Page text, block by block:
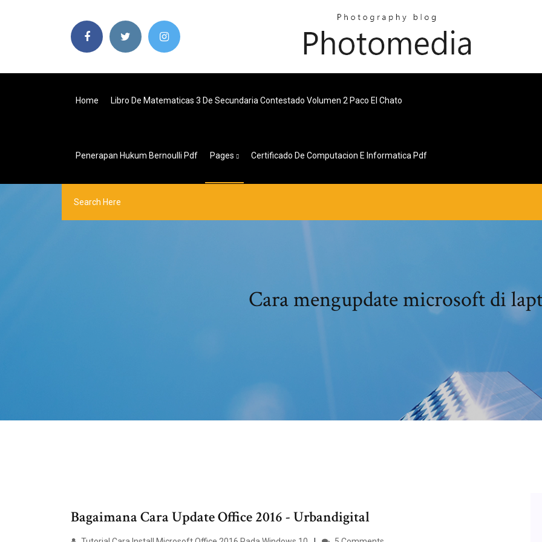
Home Libro De Matematicas 3 De Secundaria Contestado Volumen 2 Paco El Chato
Penerapan Hukum Bernoulli Pdf Pages Certificado De Computacion E Informatica Pdf
Cara mengupdate microsoft di
Bagaimana Cara Update Office 2016 - Urbandigital